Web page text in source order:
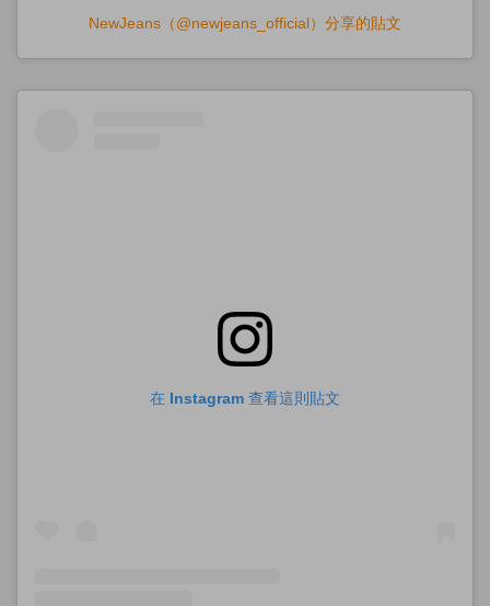
NewJeans（@newjeans_official）分享的貼文
在 Instagram 查看這則貼文